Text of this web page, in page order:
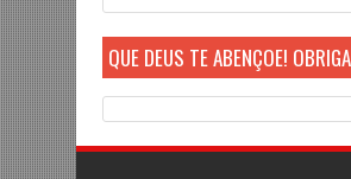
QUE DEUS TE ABENÇOE!